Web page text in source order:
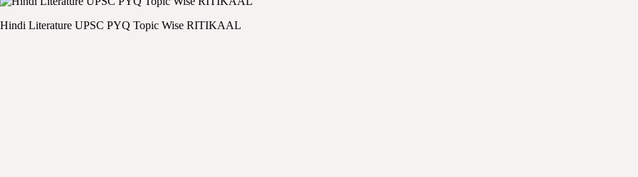
Hindi Literature UPSC PYQ Topic Wise RITIKAAL